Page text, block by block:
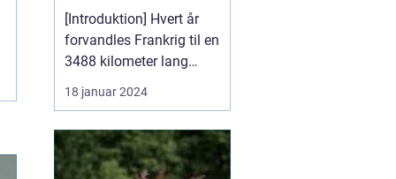
analyse af verdens
mest prestigefyldte
cykelløb
[Introduktion] Hvert år
forvandles Frankrig til en
3488 kilometer lang
cykelbane, hvor verdens
bedste cykelryttere
den berømte gule trøje.
Tour de France er uden
18 januar 2024